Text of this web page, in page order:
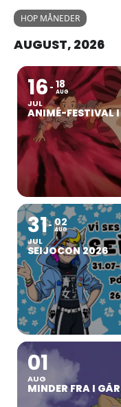
HOP MÅNEDER
AUGUST, 2026
16
JUL
18
AUG
ANIMÉ-FESTIVAL
31
JUL
02
AUG
SEIJOCON 2026
01
AUG
MINDER FRA I